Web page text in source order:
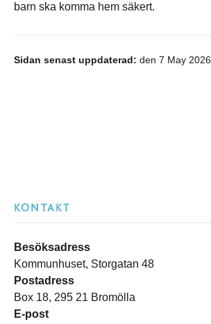
barn ska komma hem säkert.
Sidan senast uppdaterad: den 7 May 2026
KONTAKT
Besöksadress
Kommunhuset, Storgatan 48
Postadress
Box 18, 295 21 Bromölla
E-post